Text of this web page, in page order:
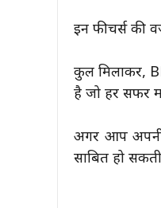
इन फीचर्स की
कुल मिलाकर,
है जो हर सफर में
अगर आप अपनी
साबित हो